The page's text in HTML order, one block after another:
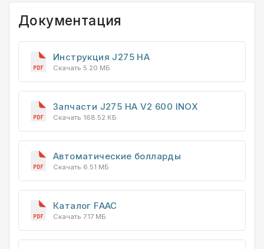
Документация
Инструкция J275 HA
Скачать 5.20 МБ
Запчасти J275 HA V2 600 INOX
Скачать 168.52 КБ
Автоматические болларды
Скачать 6.51 МБ
Каталог FAAC
Скачать 7.17 МБ